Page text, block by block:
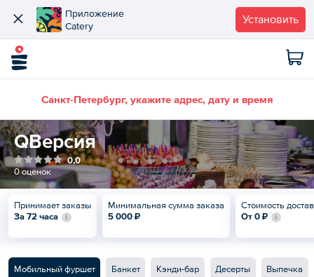
Приложение
Catery
Установить
Санкт-Петербург, укажите адрес, дату и время
QВерсия
0,0
0 оценок
Принимает заказы
За 72 часа
Минимальная сумма заказа
5 000 ₽
Стоимость
От 0 ₽
Мобильный фуршет Банкет Кэнди-бар Десерты Выпечка